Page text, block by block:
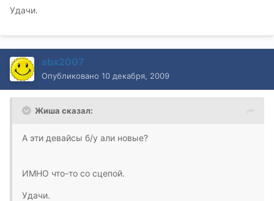
Удачи.
sbx2007
Опубликовано 10 декабря, 2009
Жиша сказал:
А эти девайсы б/у али новые?
ИМНО что-то со сцепой.
Удачи.